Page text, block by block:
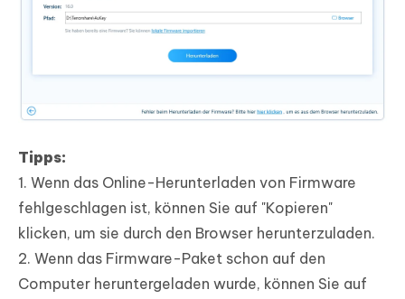
Tipps:
1. Wenn das Online-Herunterladen von Firmware
fehlgeschlagen ist, können Sie auf "Kopieren"
klicken, um sie durch den Browser herunterzuladen.
2. Wenn das Firmware-Paket schon auf den
Computer heruntergeladen wurde, können Sie auf